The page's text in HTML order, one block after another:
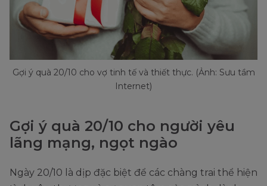
Gợi ý quà 20/10 cho vợ tinh tế và thiết thực. (Ảnh: Sưu tầm
Internet)
Gợi ý quà 20/10 cho người yêu
lãng mạng, ngọt ngào
Ngày 20/10 là dịp đặc biệt để các chàng trai thể hiện